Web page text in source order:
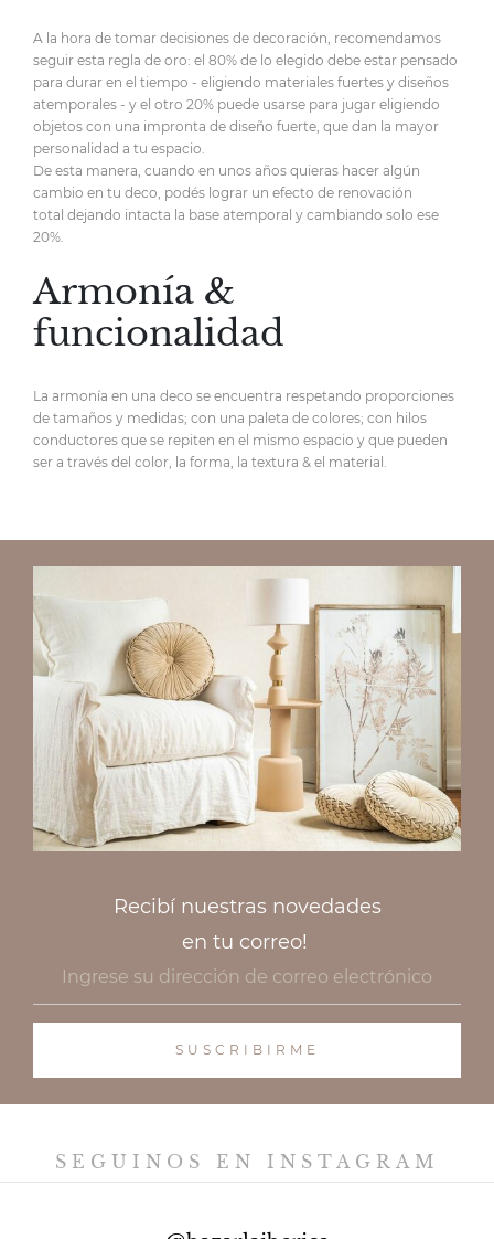
A la hora de tomar decisiones de decoración, recomendamos
seguir esta regla de oro: el 80% de lo elegido debe estar pensado
para durar en el tiempo - eligiendo materiales fuertes y diseños
atemporales - y el otro 20% puede usarse para jugar eligiendo
objetos con una impronta de diseño fuerte, que dan la mayor
personalidad a tu espacio.
De esta manera, cuando en unos años quieras hacer algún
cambio en tu deco, podés lograr un efecto de renovación
total dejando intacta la base atemporal y cambiando solo ese
20%.
Armonía &
funcionalidad
La armonía en una deco se encuentra respetando proporciones
de tamaños y medidas; con una paleta de colores; con hilos
conductores que se repiten en el mismo espacio y que pueden
ser a través del color, la forma, la textura & el material.
Recibí nuestras novedades
en tu correo!
SEGUINOS EN INSTAGRAM